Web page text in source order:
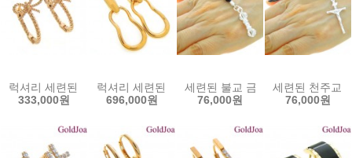
럭셔리 세련된 리본 원터치 14k귀걸이 (mk-w2169e) 14k이어링 골드
333,000원
럭셔리 세련된 블링 원터치 14k귀걸이 (mk-
696,000원
세련된 불교 금강저 실버 핸드폰
76,000원
세련된 천주교
76,000원